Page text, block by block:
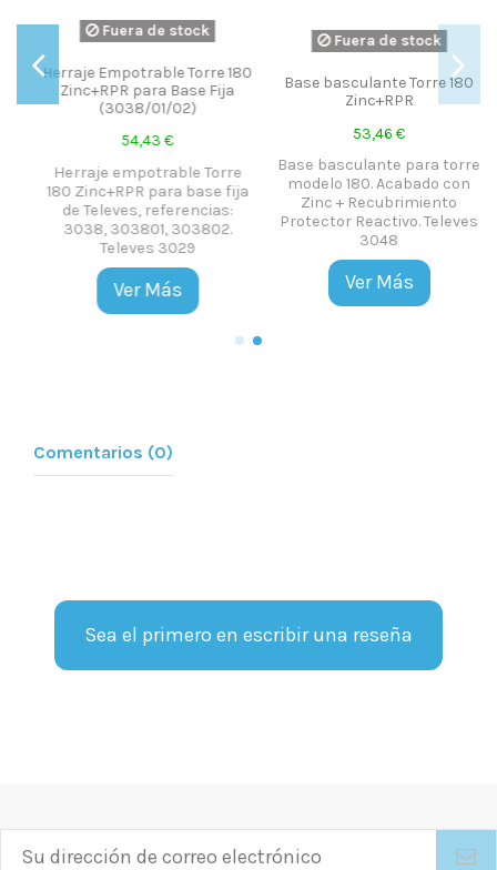
Fuera de stock
Base basculante Torre 180
Zinc+RPR
53,46 €
Base basculante para torre
modelo 180. Acabado con
Zinc + Recubrimiento
Protector Reactivo. Televes
3048
Ver Más
Fuera de stock
Base Fija Torre 180 Zinc+RPR
Base Fija Torre 180 Zinc+RPR.
Base especial atornillable
ICT 180. Televes 3038
Ver Más
Comentarios (0)
Sea el primero en escribir una reseña